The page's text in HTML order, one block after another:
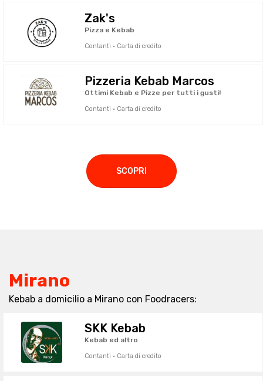
Zak's
Pizza e Kebab
Contanti · Carta di credito
Pizzeria Kebab Marcos
Ottimi Kebab e Pizze per tutti i gusti!
Contanti · Carta di credito
SCOPRI
Mirano
Kebab a domicilio a Mirano con Foodracers:
SKK Kebab
Kebab ed altro
Contanti · Carta di credito